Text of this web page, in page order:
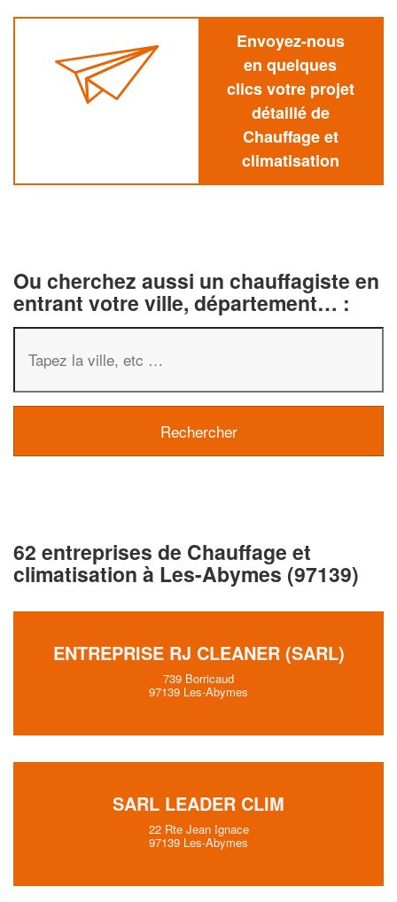
Envoyez-nous
en quelques
clics votre projet
détaillé de
Chauffage et
climatisation
Ou cherchez aussi un chauffagiste en
entrant votre ville, département… :
62 entreprises de Chauffage et
climatisation à Les-Abymes (97139)
ENTREPRISE RJ CLEANER (SARL)
739 Borricaud
97139 Les-Abymes
SARL LEADER CLIM
22 Rte Jean Ignace
97139 Les-Abymes